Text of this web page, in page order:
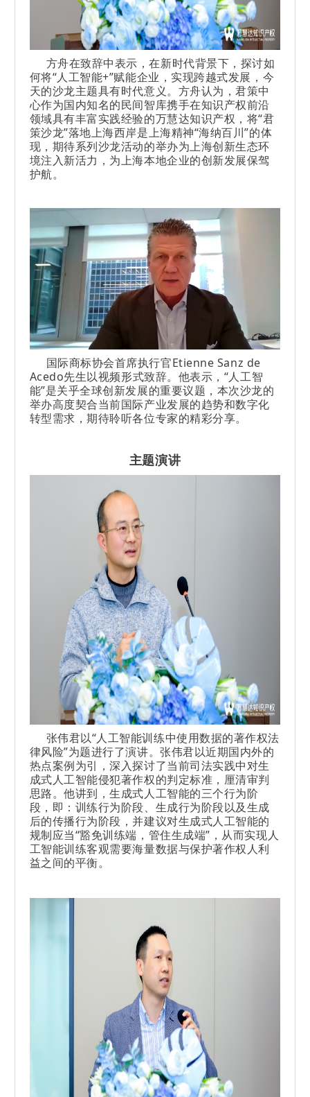
方舟在致辞中表示，在新时代背景下，探讨如
何将“人工智能+”赋能企业，实现跨越式发展，今
天的沙龙主题具有时代意义。方舟认为，君策中
心作为国内知名的民间智库携手在知识产权前沿
领域具有丰富实践经验的万慧达知识产权，将“君
策沙龙”落地上海西岸是上海精神“海纳百川”的体
现，期待系列沙龙活动的举办为上海创新生态环
境注入新活力，为上海本地企业的创新发展保驾
护航。
国际商标协会首席执行官Etienne Sanz de
Acedo先生以视频形式致辞。他表示，“人工智
能”是关乎全球创新发展的重要议题，本次沙龙的
举办高度契合当前国际产业发展的趋势和数字化
转型需求，期待聆听各位专家的精彩分享。
主题演讲
张伟君以“人工智能训练中使用数据的著作权法
律风险”为题进行了演讲。张伟君以近期国内外的
热点案例为引，深入探讨了当前司法实践中对生
成式人工智能侵犯著作权的判定标准，厘清审判
思路。他讲到，生成式人工智能的三个行为阶
段，即：训练行为阶段、生成行为阶段以及生成
后的传播行为阶段，并建议对生成式人工智能的
规制应当“豁免训练端，管住生成端”，从而实现人
工智能训练客观需要海量数据与保护著作权人利
益之间的平衡。